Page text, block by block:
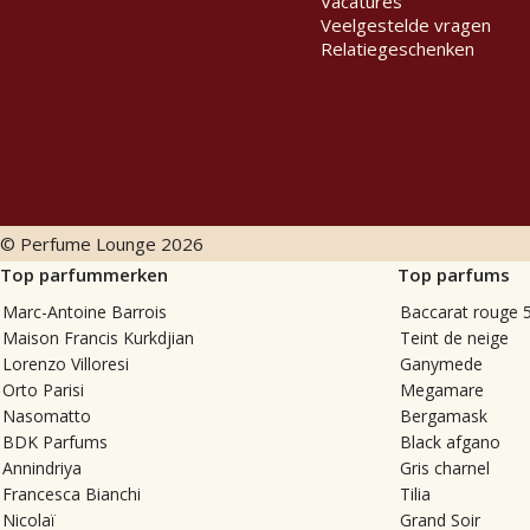
Veelgestelde vragen
Relatiegeschenken
© Perfume Lounge 2026
Top parfummerken
Marc-Antoine Barrois
Maison Francis Kurkdjian
Lorenzo Villoresi
Orto Parisi
Nasomatto
BDK Parfums
Annindriya
Francesca Bianchi
Nicolaï
Top parfums
Baccarat rouge
Teint de neige
Ganymede
Megamare
Bergamask
Black afgano
Gris charnel
Tilia
Grand Soir